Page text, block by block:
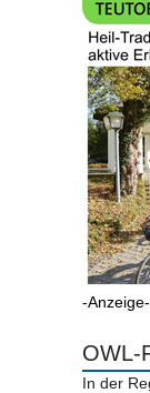
-Anzeige-
OWL-
In der